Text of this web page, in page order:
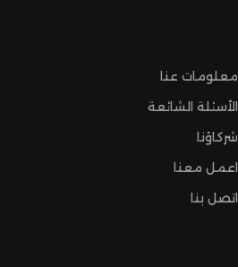
معلومات عنا
الأسئلة الشائعة
شركاؤنا
اعمل معنا
اتصل بنا